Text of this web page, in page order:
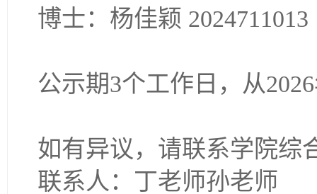
博士：杨佳颖 2024711013
公示期3个工作日，从2026
如有异议，请联系学院综
联系人：丁老师孙老师